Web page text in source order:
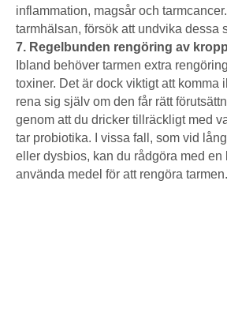
inflammation, magsår och
tarmhälsan, försök att undvika dessa
7. Regelbunden rengöring av
Ibland behöver tarmen extra
toxiner. Det är dock viktigt att komma
rena sig själv om den får rätt
genom att du dricker tillräckligt med
tar probiotika. I vissa fall, som vid
eller dysbios, kan du rådgöra med en
använda medel för att rengöra tarmen.